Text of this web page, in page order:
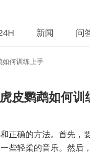
新闻 问
何训练上手
虎皮鹦鹉如何训
正确的方法。首先，
些轻柔的音乐。然后